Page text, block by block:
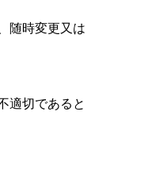
随時変更又は
適切であると